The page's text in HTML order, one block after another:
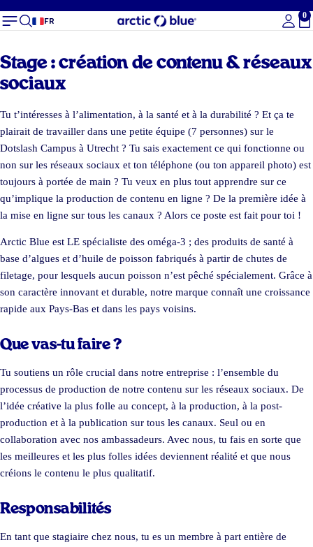
FR
0
Stage : création de contenu & réseaux
sociaux
Tu t’intéresses à l’alimentation, à la santé et à la durabilité ? Et ça te
plairait de travailler dans une petite équipe (7 personnes) sur le
Dotslash Campus à Utrecht ? Tu sais exactement ce qui fonctionne ou
non sur les réseaux sociaux et ton téléphone (ou ton appareil photo) est
toujours à portée de main ? Tu veux en plus tout apprendre sur ce
qu’implique la production de contenu en ligne ? De la première idée à
la mise en ligne sur tous les canaux ? Alors ce poste est fait pour toi !
Arctic Blue est LE spécialiste des oméga-3 ; des produits de santé à
base d’algues et d’huile de poisson fabriqués à partir de chutes de
filetage, pour lesquels aucun poisson n’est pêché spécialement. Grâce à
son caractère innovant et durable, notre marque connaît une croissance
rapide aux Pays-Bas et dans les pays voisins.
Que vas-tu faire ?
Tu soutiens un rôle crucial dans notre entreprise : l’ensemble du
processus de production de notre contenu sur les réseaux sociaux. De
l’idée créative la plus folle au concept, à la production, à la post-
production et à la publication sur tous les canaux. Seul ou en
collaboration avec nos ambassadeurs. Avec nous, tu fais en sorte que
les meilleures et les plus folles idées deviennent réalité et que nous
créions le contenu le plus qualitatif.
Responsabilités
En tant que stagiaire chez nous, tu es un membre à part entière de